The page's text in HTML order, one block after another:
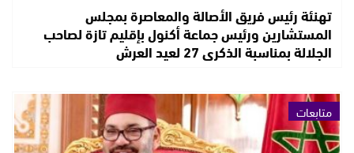
تهنئة رئيس فريق الأصالة والمعاصرة بمجلس
المستشارين ورئيس جماعة أكنول بإقليم تازة لصاحب
الجلالة بمناسبة الذكرى 27 لعيد العرش
متابعات